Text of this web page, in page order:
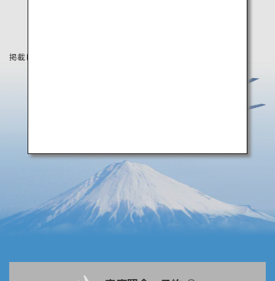
掲載している情報は2021年4月時点の情報です。